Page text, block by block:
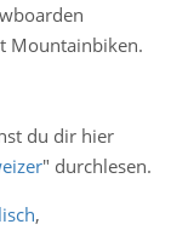
Mountainbiken.
du dir hier
" durchlesen.
,